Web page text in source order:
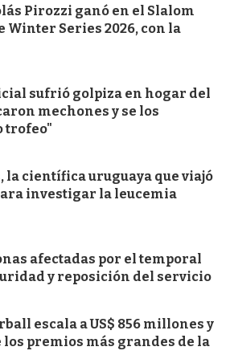
Pirozzi ganó en el Slalom
Winter Series 2026, con la
sufrió golpiza en hogar del
mechones y se los
trofeo"
la científica uruguaya que viajó
investigar la leucemia
afectadas por el temporal
y reposición del servicio
escala a US$ 856 millones y
los premios más grandes de la